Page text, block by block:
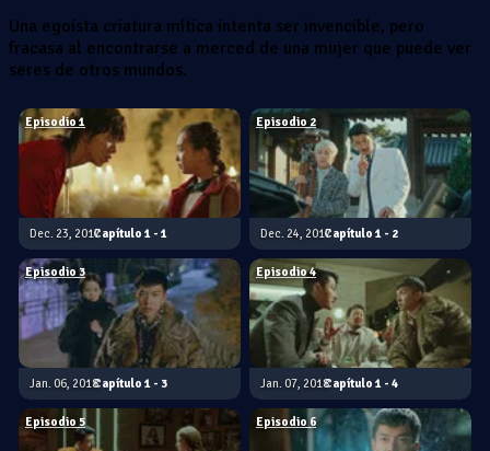
Una egoísta criatura mítica intenta ser invencible, pero
fracasa al encontrarse a merced de una mujer que puede ver
seres de otros mundos.
1 - 1
Episodio 1
Dec. 23, 2017 1 - 2
Episodio 2
Dec. 24, 2017
1 - 3
Episodio 3
Jan. 06, 2018 1 - 4
Episodio 4
Jan. 07, 2018
Episodio 5 Episodio 6